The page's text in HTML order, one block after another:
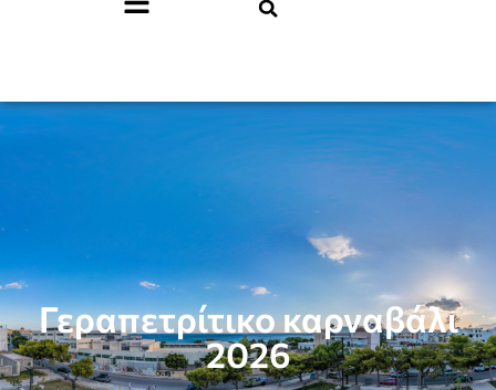
Γεραπετρίτικο καρναβάλι
2026